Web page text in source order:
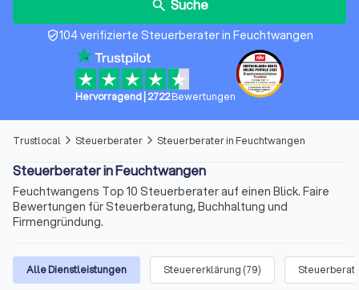
search Suche
verified_user104 verifizierte Steuerberater in Feuchtwangen
Hervorragend| 2722 Bewertungen
Trustlocal arrow_forward_ios Steuerberater arrow_forward_ios Steuerberater in Feuchtwangen
Steuerberater in Feuchtwangen
Feuchtwangens Top 10 Steuerberater auf einen Blick. Faire
Bewertungen für Steuerberatung, Buchhaltung und
Firmengründung.
Alle Dienstleistungen Steuererklärung (79)